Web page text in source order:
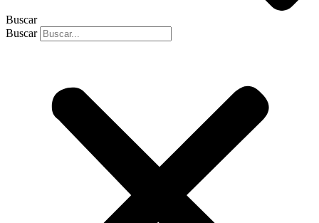
Buscar
Buscar